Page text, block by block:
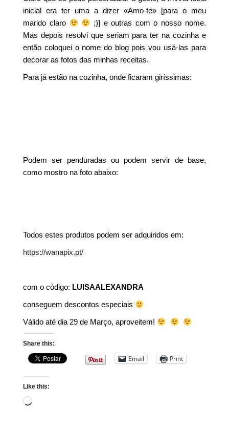
inicial era ter uma a dizer «Amo-te» [para o meu
marido claro
;)] e outras com o nosso nome.
Mas depois resolvi que seriam para ter na cozinha e
então coloquei o nome do blog pois vou usá-las para
decorar as fotos das minhas receitas.
Para já estão na cozinha, onde ficaram giríssimas:
Podem ser penduradas ou podem servir de base,
como mostro na foto abaixo:
Todos estes produtos podem ser adquiridos em:
https://wanapix.pt/
com o código: LUISAALEXANDRA
conseguem descontos especiais
Válido até dia 29 de Março, aproveitem!
Share this:
Email Print
Like this:
Loading…